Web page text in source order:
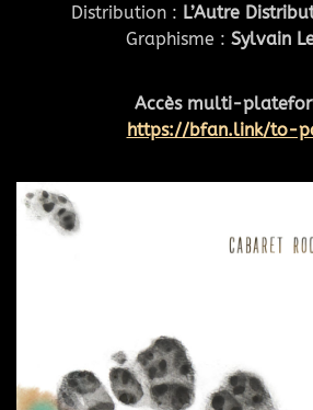
Distribution : L’Autre
Graphisme : Sylvain
Accès multi-
https://bfan.link/to-